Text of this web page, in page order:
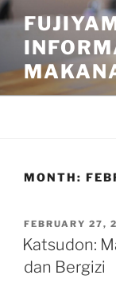
Skip
to
content
MONTH:
POSTED
ON
FEBRUARY 27,
Katsudon:
dan Bergizi